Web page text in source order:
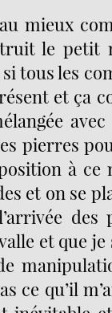
mieux
le petit
tous les
et ça
avec
pierres
à
et on se
des
et que
ce qu’il